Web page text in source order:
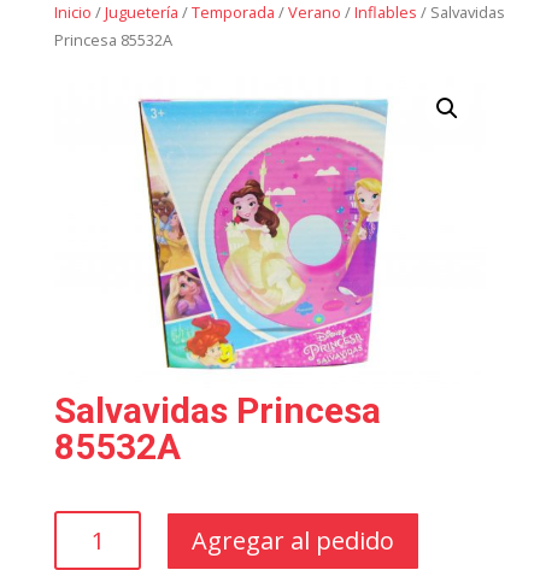
Inicio /Juguetería /Temporada /Verano /Inflables / Salvavidas
Princesa 85532A
Salvavidas Princesa
85532A
Princesa
Agregar al pedido